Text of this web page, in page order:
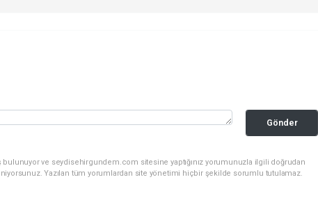
Gönder
bulunuyor ve seydisehirgundem.com sitesine yaptığınız yorumunuzla ilgili doğrudan
Yazılan tüm yorumlardan site yönetimi hiçbir şekilde sorumlu tutulamaz.